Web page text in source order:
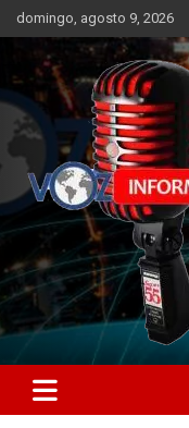
Skip
to
content
domingo, agosto 9, 2026
ncstv.info
Libertad informativa